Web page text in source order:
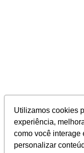
Utilizamos cookies
experiência,
como você interage
personalizar